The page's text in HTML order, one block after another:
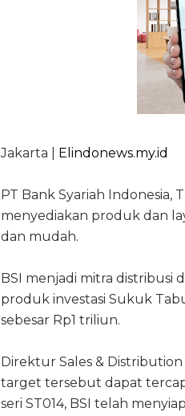
Jakarta | Elindonews.my.id
PT Bank Syariah
menyediakan produk dan
dan mudah.
BSI menjadi mitra distribusi
produk investasi Sukuk
sebesar Rp1 triliun.
Direktur Sales &
target tersebut dapat
seri ST014, BSI telah